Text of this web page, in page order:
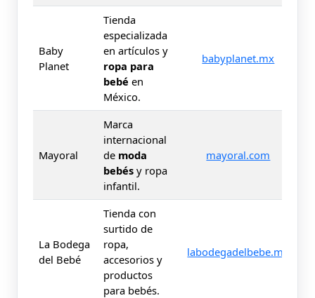
Baby
Planet
Tienda
especializada
en artículos y
ropa para
bebé en
México.
babyplanet.mx
Mayoral
Marca
internacional
de moda
bebés y ropa
infantil.
mayoral.com
La Bodega
del Bebé
Tienda con
surtido de
ropa,
accesorios y
productos
para bebés.
labodegadelbebe.mx